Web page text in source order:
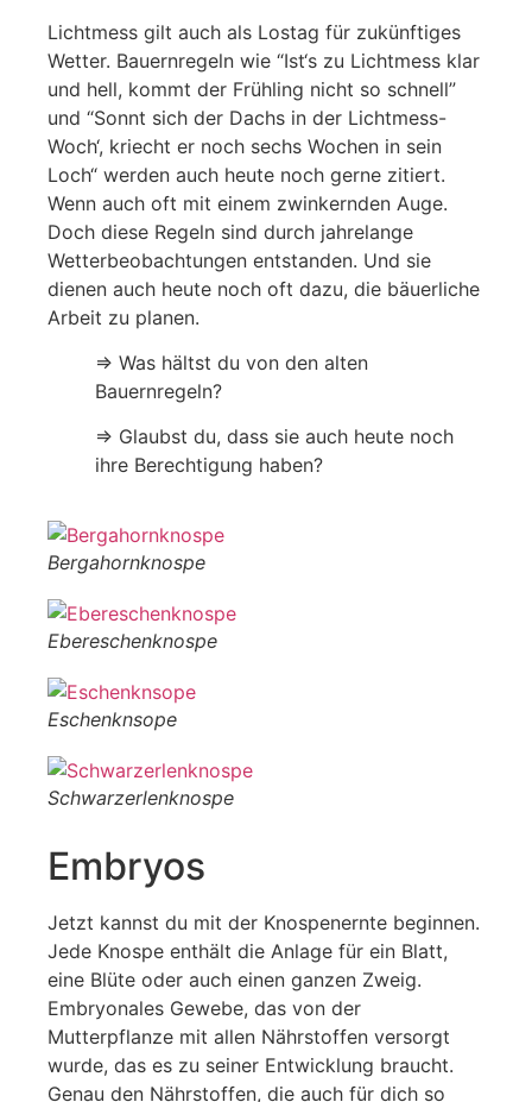
Lichtmess gilt auch als Lostag für zukünftiges
Wetter. Bauernregeln wie “Ist‘s zu Lichtmess klar
und hell, kommt der Frühling nicht so schnell”
und “Sonnt sich der Dachs in der Lichtmess-
Woch‘, kriecht er noch sechs Wochen in sein
Loch“ werden auch heute noch gerne zitiert.
Wenn auch oft mit einem zwinkernden Auge.
Doch diese Regeln sind durch jahrelange
Wetterbeobachtungen entstanden. Und sie
dienen auch heute noch oft dazu, die bäuerliche
Arbeit zu planen.
⇒ Was hältst du von den alten
Bauernregeln?
⇒ Glaubst du, dass sie auch heute noch
ihre Berechtigung haben?
Bergahornknospe
Ebereschenknospe
Eschenknsope
Schwarzerlenknospe
Embryos
Jetzt kannst du mit der Knospenernte beginnen.
Jede Knospe enthält die Anlage für ein Blatt,
eine Blüte oder auch einen ganzen Zweig.
Embryonales Gewebe, das von der
Mutterpflanze mit allen Nährstoffen versorgt
wurde, das es zu seiner Entwicklung braucht.
Genau den Nährstoffen, die auch für dich so